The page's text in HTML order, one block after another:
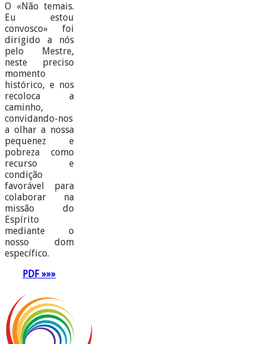
O «Não temais.
Eu estou
convosco» foi
dirigido a nós
pelo Mestre,
neste preciso
momento
histórico, e nos
recoloca a
caminho,
convidando-nos
a olhar a nossa
pequenez e
pobreza como
recurso e
condição
favorável para
colaborar na
missão do
Espírito
mediante o
nosso dom
específico.
PDF »»»